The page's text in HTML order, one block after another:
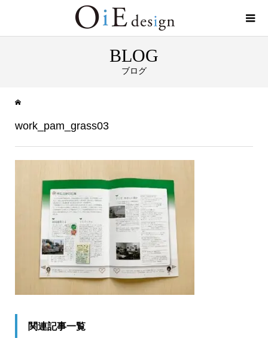
BLOG
ブログ
work_pam_grass03
関連記事一覧